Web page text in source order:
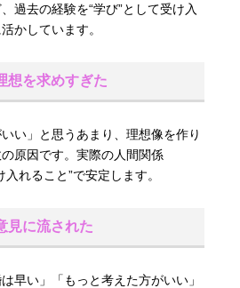
過去の経験を“学び”として受け入
かしています。
想を求めすぎた
いい」と思うあまり、理想像を作り
原因です。実際の人間関係
れること”で安定します。
見に流された
早い」「もっと考えた方がいい」